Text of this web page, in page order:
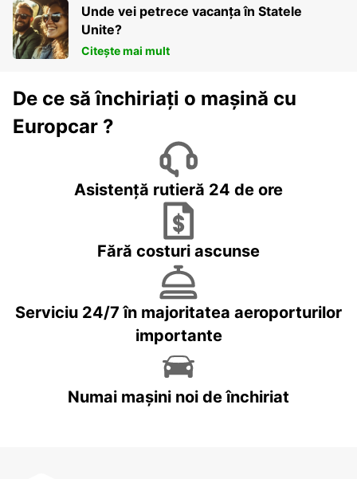
Unde vei petrece vacanța în Statele
Unite?
Citește mai mult
De ce să închiriați o mașină cu
Europcar ?
Asistență rutieră 24 de ore
Fără costuri ascunse
Serviciu 24/7 în majoritatea aeroporturilor
importante
Numai mașini noi de închiriat